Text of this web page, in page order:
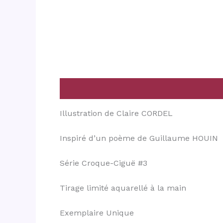
Illustration de Claire CORDEL
Inspiré d’un poème de Guillaume HOUIN
Série Croque-Ciguë #3
Tirage limité aquarellé à la main
Exemplaire Unique